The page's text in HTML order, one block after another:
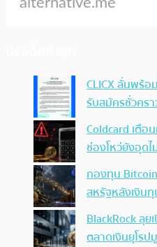
CLICX ลั่นพร้
รับสมัครชั่วคร
Coldcard เตือ
ช่องโหว่ยังอุดไ
กองทุน Bitcoin
สหรัฐหลังเงิน
BlackRock ลุ
ตลาดเงินยุโร